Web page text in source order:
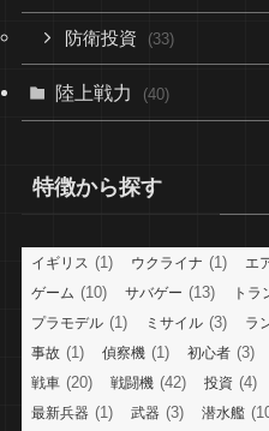
防衛投資 (33)
陸上戦力 (40)
特徴から探す
イギリス (1) ウクライナ (1) エ
ゲーム (10) サバゲー (13) トラ
プラモデル (1) ミサイル (3) ラ
事故 (1) 偵察機 (1) 初心者 (3)
戦車 (20) 戦闘機 (42) 投資 (4)
最新兵器 (1) 武器 (3) 潜水艦